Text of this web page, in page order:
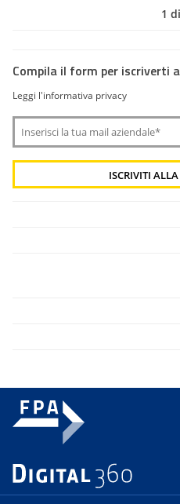
1
Compila il form per iscriverti
Leggi l'informativa privacy